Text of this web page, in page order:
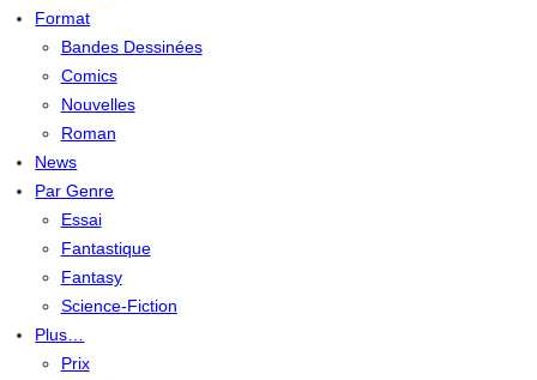
Format
Bandes Dessinées
Comics
Nouvelles
Roman
News
Par Genre
Essai
Fantastique
Fantasy
Science-Fiction
Plus…
Prix